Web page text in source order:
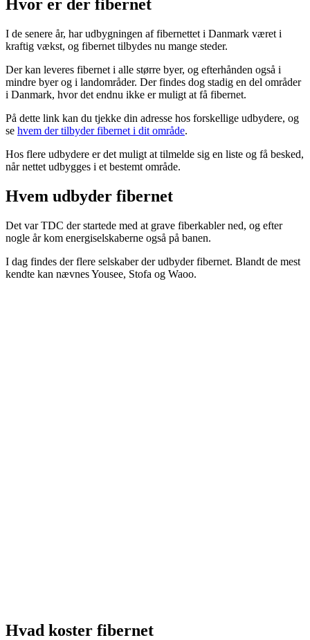
Hvor er der fibernet
I de senere år, har udbygningen af fibernettet i Danmark været i
kraftig vækst, og fibernet tilbydes nu mange steder.
Der kan leveres fibernet i alle større byer, og efterhånden også i
mindre byer og i landområder. Der findes dog stadig en del områder
i Danmark, hvor det endnu ikke er muligt at få fibernet.
På dette link kan du tjekke din adresse hos forskellige udbydere, og
se hvem der tilbyder fibernet i dit område.
Hos flere udbydere er det muligt at tilmelde sig en liste og få besked,
når nettet udbygges i et bestemt område.
Hvem udbyder fibernet
Det var TDC der startede med at grave fiberkabler ned, og efter
nogle år kom energiselskaberne også på banen.
I dag findes der flere selskaber der udbyder fibernet. Blandt de mest
kendte kan nævnes Yousee, Stofa og Waoo.
Hvad koster fibernet